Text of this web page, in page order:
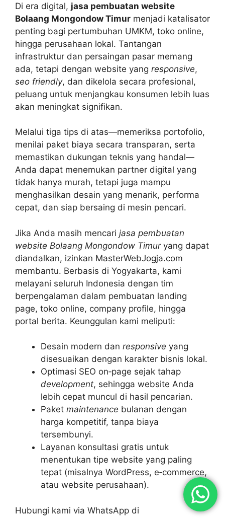
Di era digital, jasa pembuatan website
Bolaang Mongondow Timur menjadi katalisator
penting bagi pertumbuhan UMKM, toko online,
hingga perusahaan lokal. Tantangan
infrastruktur dan persaingan pasar memang
ada, tetapi dengan website yang responsive,
seo friendly, dan dikelola secara profesional,
peluang untuk menjangkau konsumen lebih luas
akan meningkat signifikan.
Melalui tiga tips di atas—memeriksa portofolio,
menilai paket biaya secara transparan, serta
memastikan dukungan teknis yang handal—
Anda dapat menemukan partner digital yang
tidak hanya murah, tetapi juga mampu
menghasilkan desain yang menarik, performa
cepat, dan siap bersaing di mesin pencari.
Jika Anda masih mencari jasa pembuatan
website Bolaang Mongondow Timuryang dapat
diandalkan, izinkan MasterWebJogja.com
membantu. Berbasis di Yogyakarta, kami
melayani seluruh Indonesia dengan tim
berpengalaman dalam pembuatan landing
page, toko online, company profile, hingga
portal berita. Keunggulan kami meliputi:
Desain modern dan responsive yang
disesuaikan dengan karakter bisnis lokal.
Optimasi SEO on‑page sejak tahap
development, sehingga website Anda
lebih cepat muncul di hasil pencarian.
Paket maintenance bulanan dengan
harga kompetitif, tanpa biaya
tersembunyi.
Layanan konsultasi gratis untuk
menentukan tipe website yang paling
tepat (misalnya WordPress, e‑commerce,
atau website perusahaan).
Hubungi kami via WhatsApp di